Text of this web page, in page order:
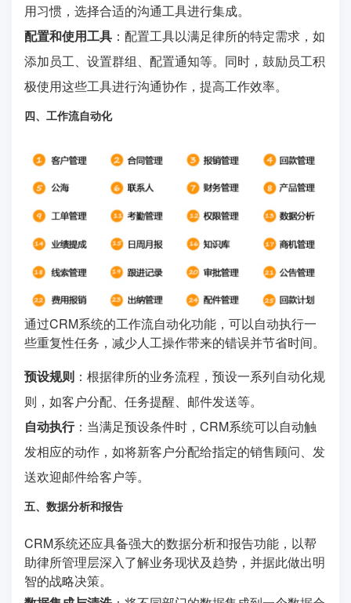
用习惯，选择合适的沟通工具进行集成。
配置和使用工具 ：配置工具以满足律所的特定需求，如
添加员工、设置群组、配置通知等。同时，鼓励员工积
极使用这些工具进行沟通协作，提高工作效率。
四、工作流自动化
通过CRM系统的工作流自动化功能，可以自动执行一
些重复性任务，减少人工操作带来的错误并节省时间。
预设规则 ：根据律所的业务流程，预设一系列自动化规
则，如客户分配、任务提醒、邮件发送等。
自动执行：当满足预设条件时，CRM系统可以自动触
发相应的动作，如将新客户分配给指定的销售顾问、发
送欢迎邮件给客户等。
五、数据分析和报告
CRM系统还应具备强大的数据分析和报告功能，以帮
助律所管理层深入了解业务现状及趋势，并据此做出明
智的战略决策。